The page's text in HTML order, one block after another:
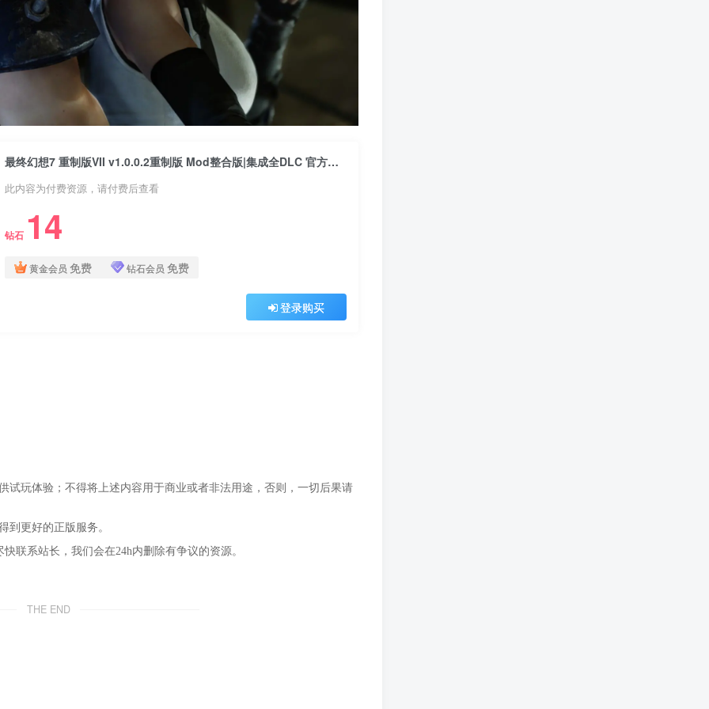
最终幻想7 重制版VII v1.0.0.2重制版 Mod整合版|集成全DLC 官方中文 最终幻想8 重制版 最终幻想9 FFⅧ Final Fantasy VIII Remastered
此内容为付费资源，请付费后查看
钻石 14
黄金会员 免费 钻石会员 免费
登录购买
试玩体验；不得将上述内容用于商业或者非法用途，否则，一切后果请
到更好的正版服务。
联系站长，我们会在24h内删除有争议的资源。
THE END